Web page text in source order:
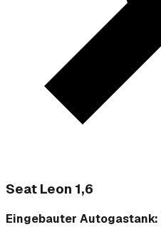
Seat Leon 1,6
Eingebauter Autogastank: